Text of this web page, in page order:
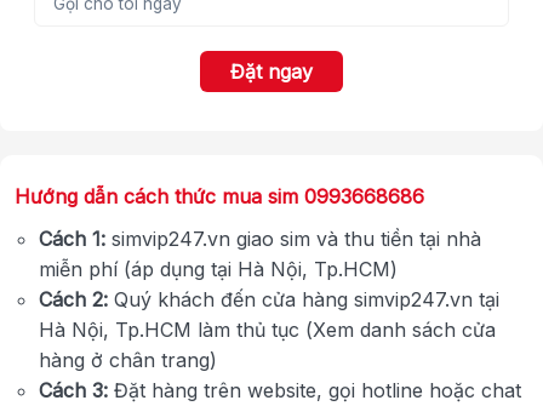
Đặt ngay
Hướng dẫn cách thức mua sim 0993668686
Cách 1: simvip247.vn giao sim và thu tiền tại nhà
miễn phí (áp dụng tại Hà Nội, Tp.HCM)
Cách 2: Quý khách đến cửa hàng simvip247.vn tại
Hà Nội, Tp.HCM làm thủ tục (Xem danh sách cửa
hàng ở chân trang)
Cách 3: Đặt hàng trên website, gọi hotline hoặc chat